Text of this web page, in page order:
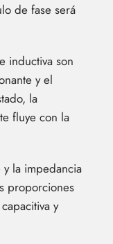
de fase será
inductiva son
y el
la
fluye con la
la impedancia
proporciones
y